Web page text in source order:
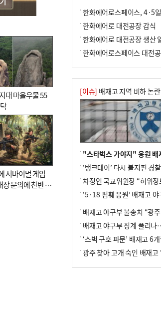
대 마을우물 55
서바이벌 게임
장 문의에 찬반 논
한화에어로 대전공장 감식
[이슈] 배재고 지역 비하 논란